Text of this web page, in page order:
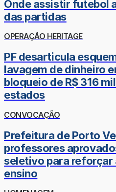
Onde assistir futebol
das partidas
OPERAÇÃO HERITAGE
PF desarticula
lavagem de dinheiro
bloqueio de R$ 316
estados
CONVOCAÇÃO
Prefeitura de Porto
professores
seletivo para reforçar
ensino